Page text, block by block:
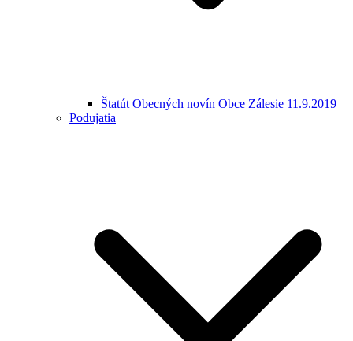
Štatút Obecných novín Obce Zálesie 11.9.2019
Podujatia